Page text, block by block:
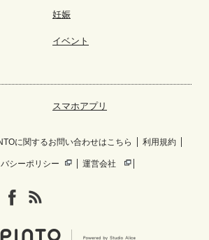
妊娠
イベント
スマホアプリ
に関するお問い合わせはこちら 利用規約
シーポリシー 運営会社